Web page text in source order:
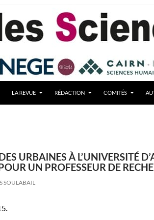
LA REVUE RÉDACTION COMITÉS
URBAINES À L’UNIVERSITÉ
UN PROFESSEUR DE
SOULABAIL